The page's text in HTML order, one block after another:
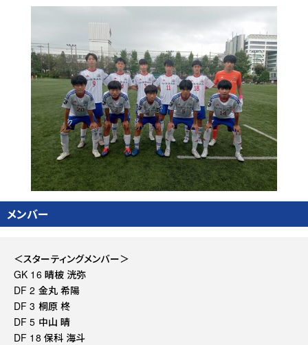
メンバー
＜スターティングメンバー＞
GK 16 晴柀 洸弥
DF 2 金丸 希陽
DF 3 桐原 柊
DF 5 中山 晴
DF 18 保科 海斗